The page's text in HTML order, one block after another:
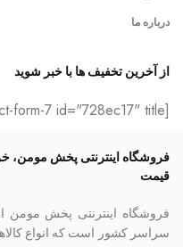
درباره ما
از آخرین تخفیف ها با خبر شوید
[contact-form-7 id="728ec17" title="فرم تماس فوتر"]
فروشگاه اینترنتی پخش مومن،
قیمت
فروشگاه اینترنتی پخش مومن
سراسر کشور است که انواع